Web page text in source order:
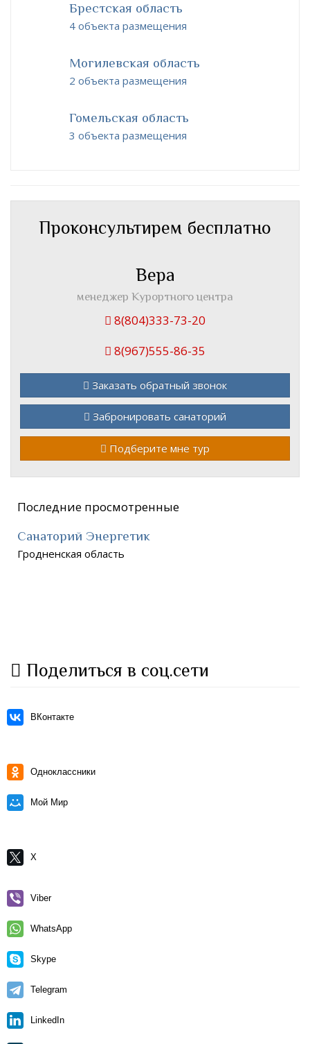
Брестская область
4 объекта размещения
Могилевская область
2 объекта размещения
Гомельская область
3 объекта размещения
Проконсультирем бесплатно
Вера
менеджер Курортного центра
8(804)333-73-20
8(967)555-86-35
Заказать обратный звонок
Забронировать санаторий
Подберите мне тур
Последние просмотренные
Санаторий Энергетик
Гродненская область
Поделиться в соц.сети
ВКонтакте
Одноклассники
Мой Мир
X
Viber
WhatsApp
Skype
Telegram
LinkedIn